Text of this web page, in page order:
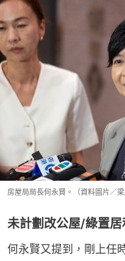
房屋局局長何永賢。（資料圖片／梁
未計劃改公屋/綠置
何永賢又提到，剛上任